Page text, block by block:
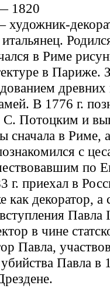
1820
в Риме
в Париже.
В 1776 г.
С. Потоцким и
сначала в Риме,
с
по
г. приехал в
как декоратор, а
в чине
Павла,
Павла в